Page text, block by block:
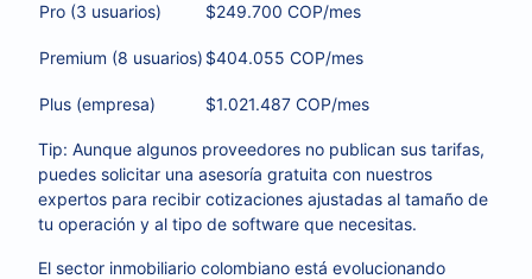
Pro (3 usuarios) $249.700 COP/mes
Premium (8 usuarios) $404.055 COP/mes
Plus (empresa) $1.021.487 COP/mes
Tip: Aunque algunos proveedores no publican sus tarifas,
puedes solicitar una asesoría gratuita con nuestros
expertos para recibir cotizaciones ajustadas al tamaño de
tu operación y al tipo de software que necesitas.
El sector inmobiliario colombiano está evolucionando